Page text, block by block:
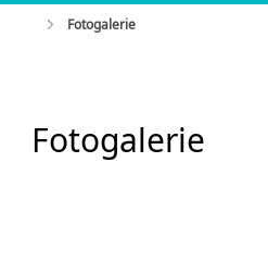
Fotogalerie
Fotogalerie